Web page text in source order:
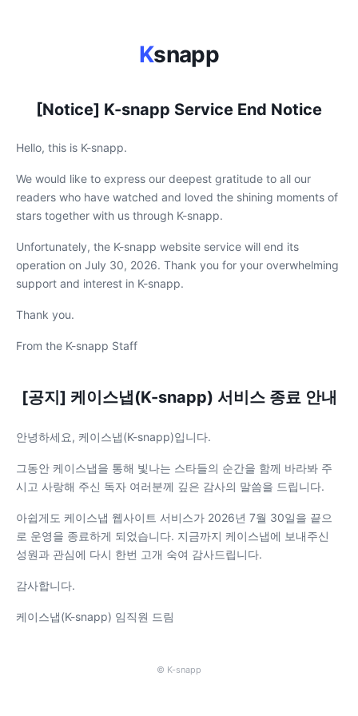
Ksnapp
[Notice] K-snapp Service End Notice
Hello, this is K-snapp.
We would like to express our deepest gratitude to all our
readers who have watched and loved the shining moments of
stars together with us through K-snapp.
Unfortunately, the K-snapp website service will end its
operation on July 30, 2026. Thank you for your overwhelming
support and interest in K-snapp.
Thank you.
From the K-snapp Staff
[공지] 케이스냅(K-snapp) 서비스 종료 안내
안녕하세요, 케이스냅(K-snapp)입니다.
그동안 케이스냅을 통해 빛나는 스타들의 순간을 함께 바라봐 주
시고 사랑해 주신 독자 여러분께 깊은 감사의 말씀을 드립니다.
아쉽게도 케이스냅 웹사이트 서비스가 2026년 7월 30일을 끝으
로 운영을 종료하게 되었습니다. 지금까지 케이스냅에 보내주신
성원과 관심에 다시 한번 고개 숙여 감사드립니다.
감사합니다.
케이스냅(K-snapp) 임직원 드림
© K-snapp